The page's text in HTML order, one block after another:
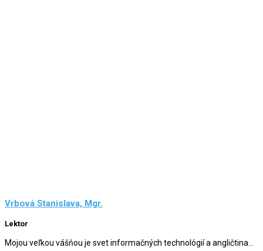
Vrbová Stanislava, Mgr.
Lektor
Mojou veľkou vášňou je svet informačných technológií a angličtina...